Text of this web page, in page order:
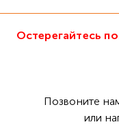
Остерегайтесь
Позвоните
или